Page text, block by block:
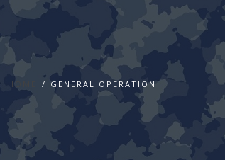
HOME GENERAL OPERATION